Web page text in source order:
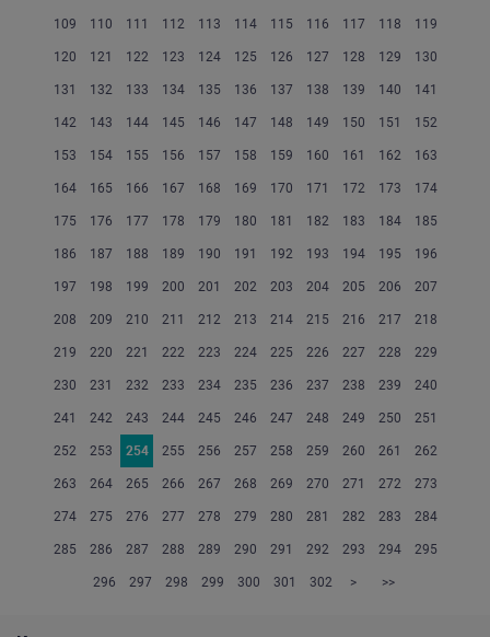
109 110 111 112 113 114 115 116 117 118 119
120 121 122 123 124 125 126 127 128 129 130
131 132 133 134 135 136 137 138 139 140 141
142 143 144 145 146 147 148 149 150 151 152
153 154 155 156 157 158 159 160 161 162 163
164 165 166 167 168 169 170 171 172 173 174
175 176 177 178 179 180 181 182 183 184 185
186 187 188 189 190 191 192 193 194 195 196
197 198 199 200 201 202 203 204 205 206 207
208 209 210 211 212 213 214 215 216 217 218
219 220 221 222 223 224 225 226 227 228 229
230 231 232 233 234 235 236 237 238 239 240
241 242 243 244 245 246 247 248 249 250 251
252 253 254 255 256 257 258 259 260 261 262
263 264 265 266 267 268 269 270 271 272 273
274 275 276 277 278 279 280 281 282 283 284
285 286 287 288 289 290 291 292 293 294 295
296 297 298 299 300 301 302 > >>